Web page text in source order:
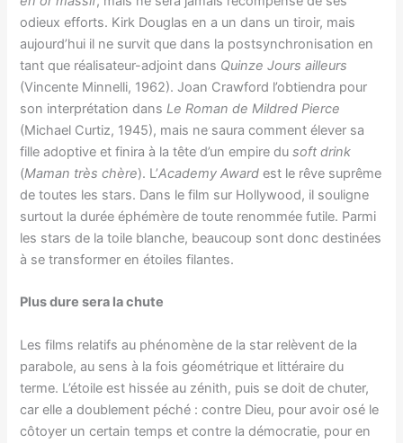
odieux efforts. Kirk Douglas en a un dans un tiroir, mais
aujourd’hui il ne survit que dans la postsynchronisation en
tant que réalisateur-adjoint dans Quinze Jours ailleurs
(Vincente Minnelli, 1962). Joan Crawford l’obtiendra pour
son interprétation dansLe Roman de Mildred Pierce
(Michael Curtiz, 1945), mais ne saura comment élever sa
fille adoptive et finira à la tête d’un empire du soft drink
(Maman très chère). L’Academy Award est le rêve suprême
de toutes les stars. Dans le film sur Hollywood, il souligne
surtout la durée éphémère de toute renommée futile. Parmi
les stars de la toile blanche, beaucoup sont donc destinées
à se transformer en étoiles filantes.
Plus dure sera la chute
Les films relatifs au phénomène de la star relèvent de la
parabole, au sens à la fois géométrique et littéraire du
terme. L’étoile est hissée au zénith, puis se doit de chuter,
car elle a doublement péché : contre Dieu, pour avoir osé le
côtoyer un certain temps et contre la démocratie, pour en